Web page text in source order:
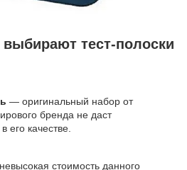
тест-полоски
— оригинальный набор от
бренда не даст
его качестве.
стоимость данного